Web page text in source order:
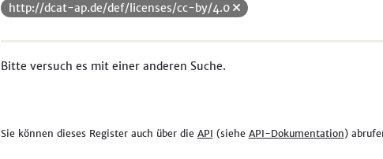
http://dcat-ap.de/def/licenses/cc-by/4.0
Bitte versuch es mit einer anderen Suche.
Sie können dieses Register auch über die API (siehe API-Dokumentation)